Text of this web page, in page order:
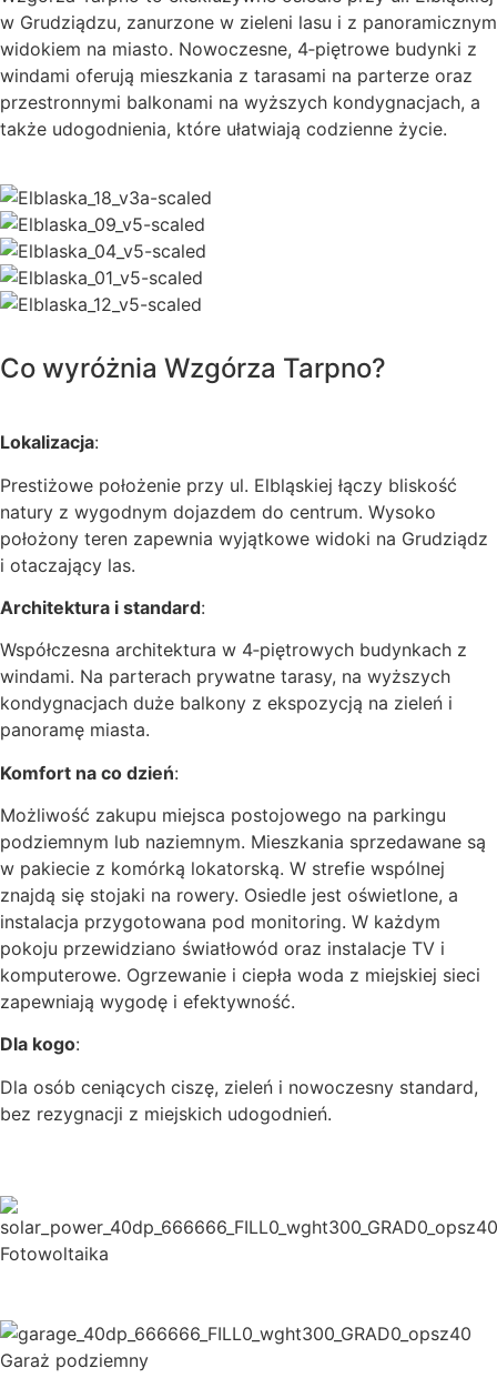
w Grudziądzu, zanurzone w zieleni lasu i z panoramicznym
widokiem na miasto. Nowoczesne, 4‑piętrowe budynki z
windami oferują mieszkania z tarasami na parterze oraz
przestronnymi balkonami na wyższych kondygnacjach, a
także udogodnienia, które ułatwiają codzienne życie.
Co wyróżnia Wzgórza Tarpno?
Lokalizacja:
Prestiżowe położenie przy ul. Elbląskiej łączy bliskość
natury z wygodnym dojazdem do centrum. Wysoko
położony teren zapewnia wyjątkowe widoki na Grudziądz
i otaczający las.
Architektura i standard:
Współczesna architektura w 4‑piętrowych budynkach z
windami. Na parterach prywatne tarasy, na wyższych
kondygnacjach duże balkony z ekspozycją na zieleń i
panoramę miasta.
Komfort na co dzień:
Możliwość zakupu miejsca postojowego na parkingu
podziemnym lub naziemnym. Mieszkania sprzedawane są
w pakiecie z komórką lokatorską. W strefie wspólnej
znajdą się stojaki na rowery. Osiedle jest oświetlone, a
instalacja przygotowana pod monitoring. W każdym
pokoju przewidziano światłowód oraz instalacje TV i
komputerowe. Ogrzewanie i ciepła woda z miejskiej sieci
zapewniają wygodę i efektywność.
Dla kogo:
Dla osób ceniących ciszę, zieleń i nowoczesny standard,
bez rezygnacji z miejskich udogodnień.
Fotowoltaika
Garaż podziemny